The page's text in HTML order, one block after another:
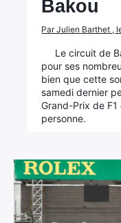
Bakou
Par Julien Barthet ,
Le circuit de
pour ses
bien que cette
samedi dernier
Grand-Prix de
personne.